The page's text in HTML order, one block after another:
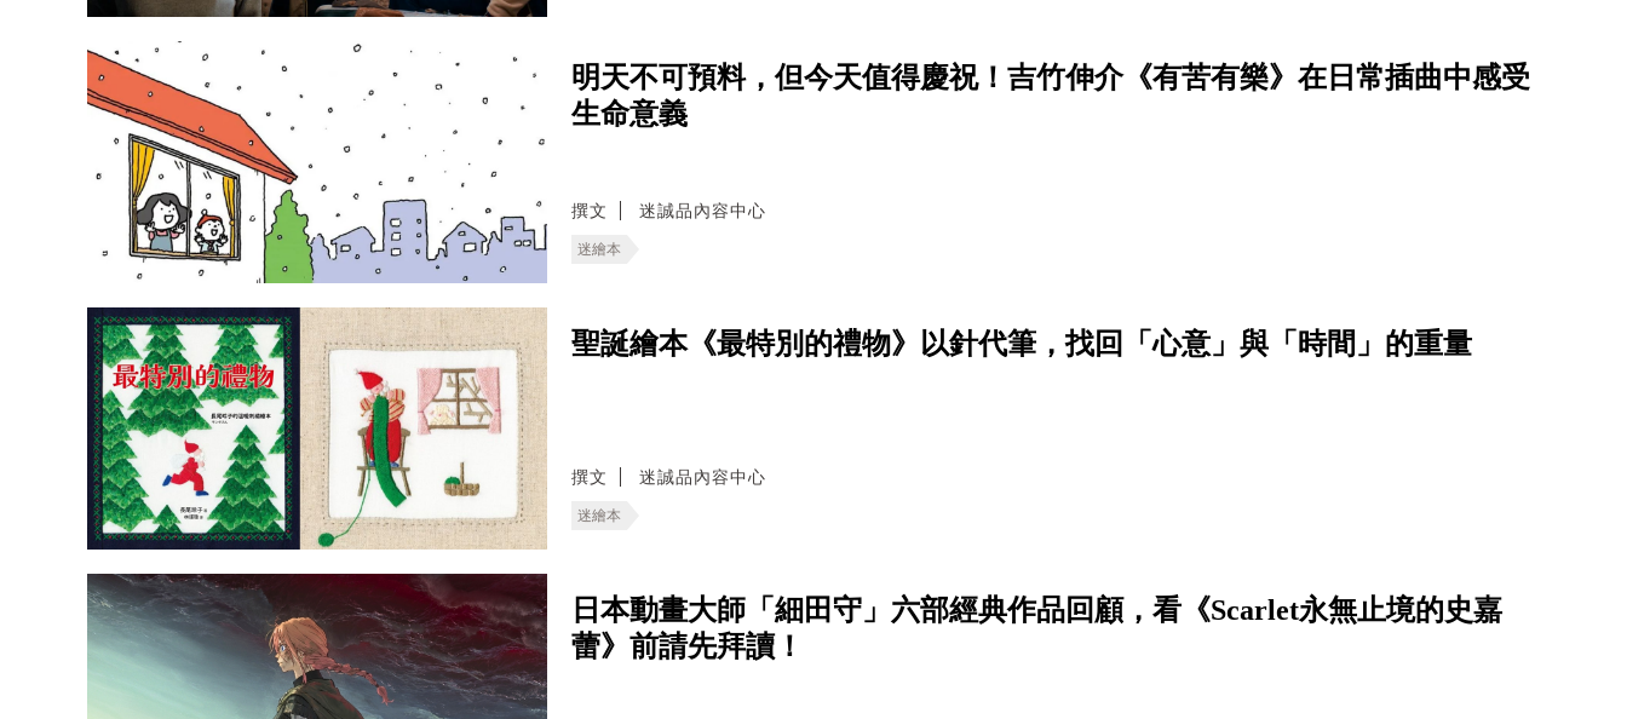
明天不可預料，但今天值得慶祝！吉竹伸介《有苦有樂》在日常插曲中感受
生命意義
撰文 迷誠品內容中心
迷繪本
聖誕繪本《最特別的禮物》以針代筆，找回「心意」與「時間」的重量
撰文 迷誠品內容中心
迷繪本
日本動畫大師「細田守」六部經典作品回顧，看《Scarlet永無止境的史嘉
蕾》前請先拜讀！